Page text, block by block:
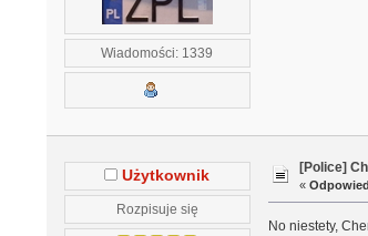
Wiadomości: 1339
Użytkownik
Rozpisuje się
[Police]
«
No niestety,